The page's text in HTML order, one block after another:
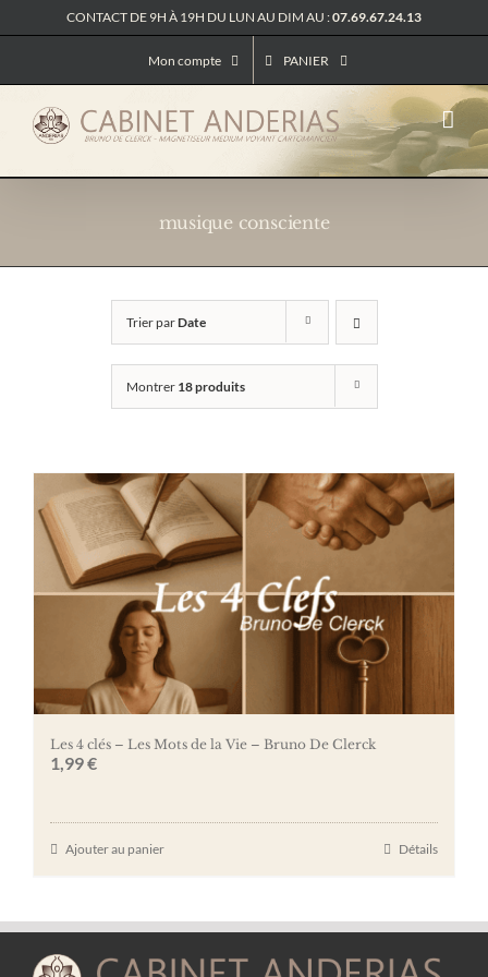
au
CONTACT DE 9H À 19H DU LUN AU DIM AU :07.69.67.24.13
Mon compte PANIER
musique consciente
Trier parDate
Montrer 18 produits
Les 4 clés – Les Mots de la Vie – Bruno De Clerck
1,99€
Ajouter au panier Détails